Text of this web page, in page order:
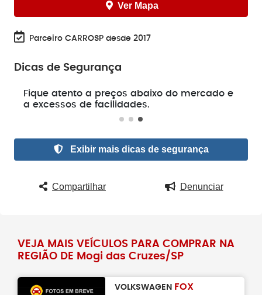
Ver Mapa
Parceiro CARROSP desde 2017
Dicas de Segurança
Fique atento a preços abaixo do mercado e
a excessos de facilidades.
Exibir mais dicas de segurança
Compartilhar Denunciar
VEJA MAIS VEÍCULOS PARA COMPRAR NA
REGIÃO DE Mogi das Cruzes/SP
VOLKSWAGEN FOX